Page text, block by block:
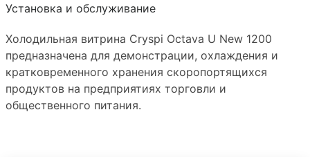
Установка и обслуживание
Холодильная витрина Cryspi Octava U New 1200
предназначена для демонстрации, охлаждения и
кратковременного хранения скоропортящихся
продуктов на предприятиях торговли и
общественного питания.